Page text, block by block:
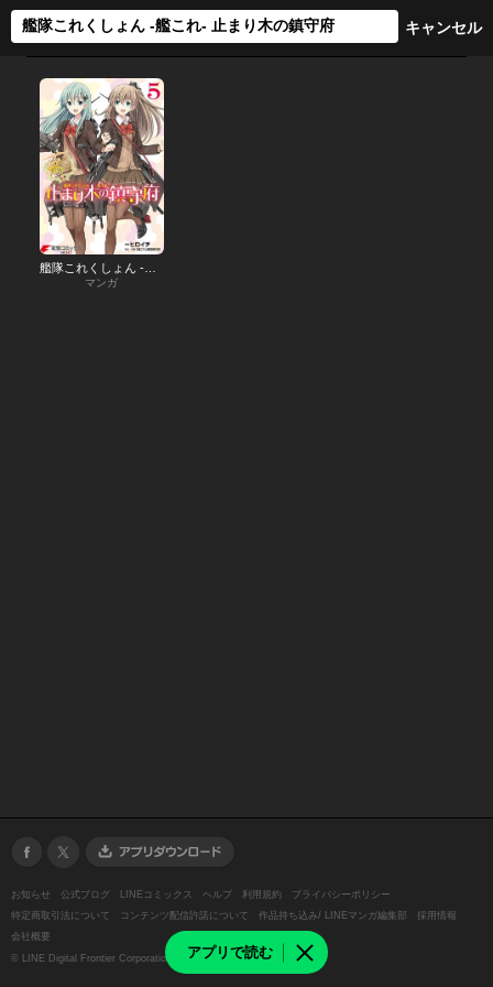
アプリで読む
マンガ
お知らせ 公式ブログ LINEコミックス ヘルプ 利用規約
プライバシーポリシー
特定商取引法について
コンテンツ配信許諾について 作品持ち込み/ LINEマンガ編集部
採用情報
会社概要
© LINE Digital Frontier Corporation